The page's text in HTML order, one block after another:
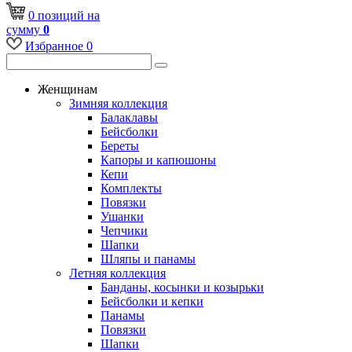
0 позиций на
сумму 0
Избранное 0
Женщинам
Зимняя коллекция
Балаклавы
Бейсболки
Береты
Капоры и капюшоны
Кепи
Комплекты
Повязки
Ушанки
Чепчики
Шапки
Шляпы и панамы
Летняя коллекция
Банданы, косынки и козырьки
Бейсболки и кепки
Панамы
Повязки
Шапки